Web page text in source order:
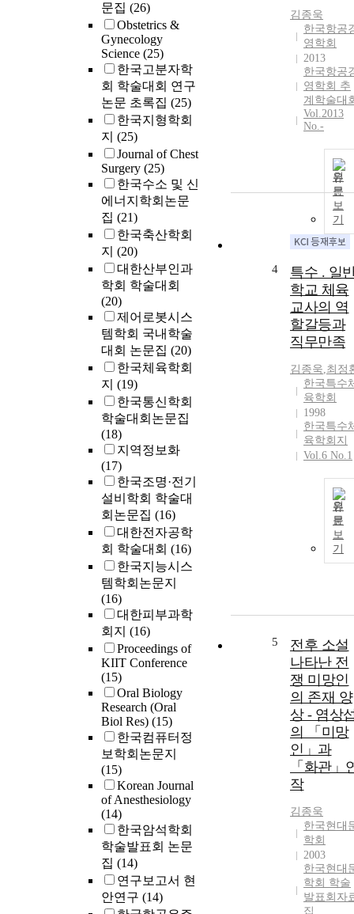
문집 (26)
Obstetrics &
Gynecology
Science (25)
한국고분자학
회 학술대회 연구
논문 초록집 (25)
한국지형학회
지 (25)
Journal of Chest
Surgery (25)
한국수소 및 신
에너지학회논문
집 (21)
한국축산학회
지 (20)
대한산부인과
학회 학술대회
(20)
제어로봇시스
템학회 국내학술
대회 논문집 (20)
한국체육학회
지 (19)
한국통신학회
학술대회논문집
(18)
지역정보화
(17)
한국조명·전기
설비학회 학술대
회논문집 (16)
대한전자공학
회 학술대회 (16)
한국지능시스
템학회논문지
(16)
대한피부과학
회지 (16)
Proceedings of
KIIT Conference
(15)
Oral Biology
Research (Oral
Biol Res) (15)
한국컴퓨터정
보학회논문지
(15)
Korean Journal
of Anesthesiology
(14)
한국암석학회
학술발표회 논문
집 (14)
연구보고서 현
안연구 (14)
김종욱
한국항공
영학회
2013
한국항공
영학회 추
계학술대
Vol.2013
No.-
원
문
보
기
4
특수 . 일
학교 체육
교사의 역
할갈등과
직무만족
김종욱,최정
한국특수
육학회
1998
한국특수
육학회지
Vol.6 No.1
원
문
보
기
5
전후 소설
나타난 전
쟁 미망인
의 존재 양
상 - 염상
의 「미망
인」과
「화관」
작
김종욱
한국현대
학회
2003
한국현대
학회 학술
발표회자
집